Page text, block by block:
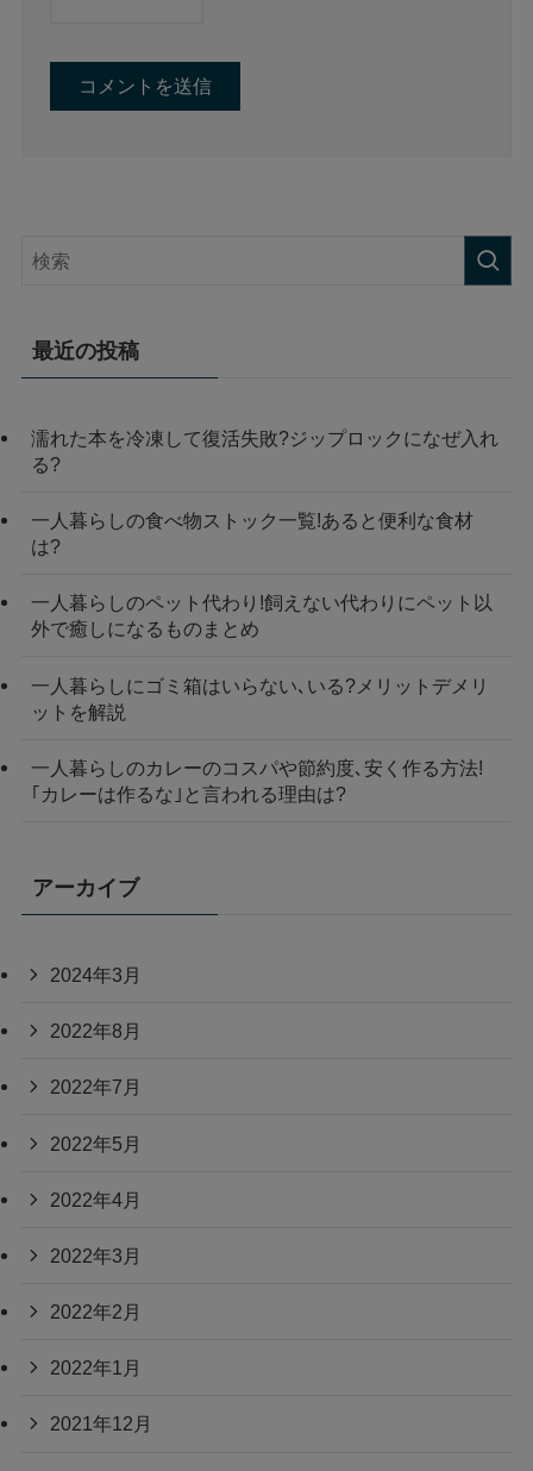
最近の投稿
濡れた本を冷凍して復活失敗?ジップロックになぜ入れ
る?
一人暮らしの食べ物ストック一覧!あると便利な食材
は?
一人暮らしのペット代わり!飼えない代わりにペット以
外で癒しになるものまとめ
一人暮らしにゴミ箱はいらない､いる?メリットデメリ
ットを解説
一人暮らしのカレーのコスパや節約度､安く作る方法!
｢カレーは作るな｣と言われる理由は?
アーカイブ
2024年3月
2022年8月
2022年7月
2022年5月
2022年4月
2022年3月
2022年2月
2022年1月
2021年12月